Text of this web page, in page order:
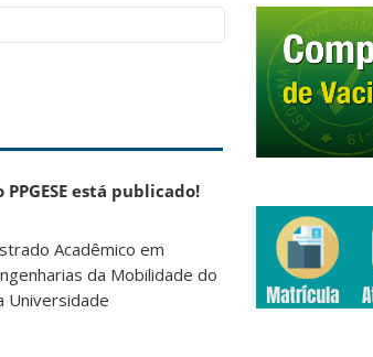
está publicado!
Acadêmico em
da Mobilidade do
Universidade